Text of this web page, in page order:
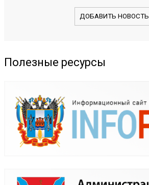
ДОБАВИТЬ НОВОСТЬ
Полезные ресурсы